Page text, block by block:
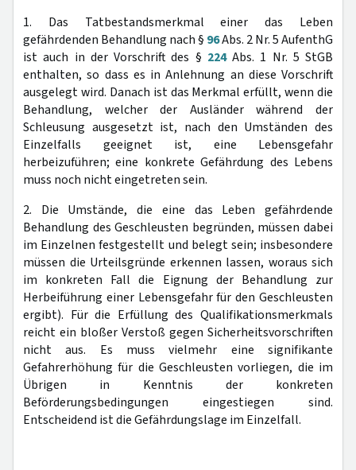
1. Das Tatbestandsmerkmal einer das Leben
gefährdenden Behandlung nach § 96Abs. 2 Nr. 5 AufenthG
ist auch in der Vorschrift des § 224Abs. 1 Nr. 5 StGB
enthalten, so dass es in Anlehnung an diese Vorschrift
ausgelegt wird. Danach ist das Merkmal erfüllt, wenn die
Behandlung, welcher der Ausländer während der
Schleusung ausgesetzt ist, nach den Umständen des
Einzelfalls geeignet ist, eine Lebensgefahr
herbeizuführen; eine konkrete Gefährdung des Lebens
muss noch nicht eingetreten sein.
2. Die Umstände, die eine das Leben gefährdende
Behandlung des Geschleusten begründen, müssen dabei
im Einzelnen festgestellt und belegt sein; insbesondere
müssen die Urteilsgründe erkennen lassen, woraus sich
im konkreten Fall die Eignung der Behandlung zur
Herbeiführung einer Lebensgefahr für den Geschleusten
ergibt). Für die Erfüllung des Qualifikationsmerkmals
reicht ein bloßer Verstoß gegen Sicherheitsvorschriften
nicht aus. Es muss vielmehr eine signifikante
Gefahrerhöhung für die Geschleusten vorliegen, die im
Übrigen in Kenntnis der konkreten
Beförderungsbedingungen eingestiegen sind.
Entscheidend ist die Gefährdungslage im Einzelfall.